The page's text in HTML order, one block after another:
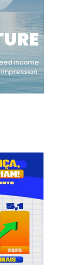
income